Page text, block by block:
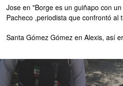
Jose en"Borge es un guiñapo con
Pacheco ,periodista que confrontó al
Santa Gómez Gómez enAlexis, así